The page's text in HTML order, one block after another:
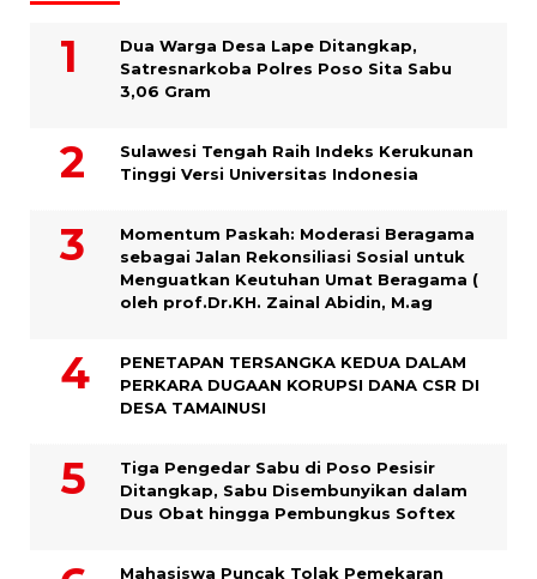
Dua Warga Desa Lape Ditangkap,
Satresnarkoba Polres Poso Sita Sabu
3,06 Gram
Sulawesi Tengah Raih Indeks Kerukunan
Tinggi Versi Universitas Indonesia
Momentum Paskah: Moderasi Beragama
sebagai Jalan Rekonsiliasi Sosial untuk
Menguatkan Keutuhan Umat Beragama (
oleh prof.Dr.KH. Zainal Abidin, M.ag
PENETAPAN TERSANGKA KEDUA DALAM
PERKARA DUGAAN KORUPSI DANA CSR DI
DESA TAMAINUSI
Tiga Pengedar Sabu di Poso Pesisir
Ditangkap, Sabu Disembunyikan dalam
Dus Obat hingga Pembungkus Softex
Mahasiswa Puncak Tolak Pemekaran